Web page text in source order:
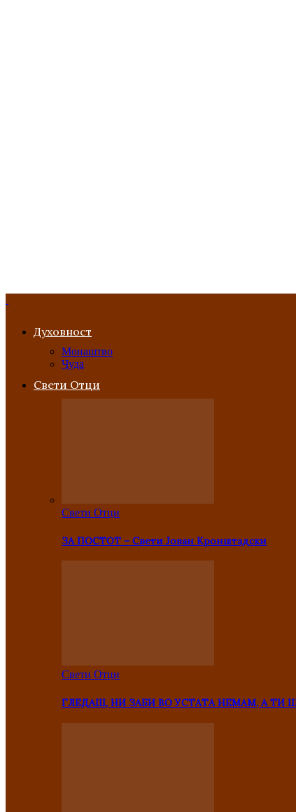
Духовност
Монаштво
Чуда
Свети Отци
Свети Отци
ЗА ПОСТОТ – Свети Јован Кронштадски
Свети Отци
ГЛЕДАШ, НИ ЗАБИ ВО УСТАТА НЕМАМ, А